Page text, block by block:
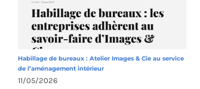
Habillage de bureaux : Atelier Images & Cie au service
de l’aménagement intérieur
11/05/2026